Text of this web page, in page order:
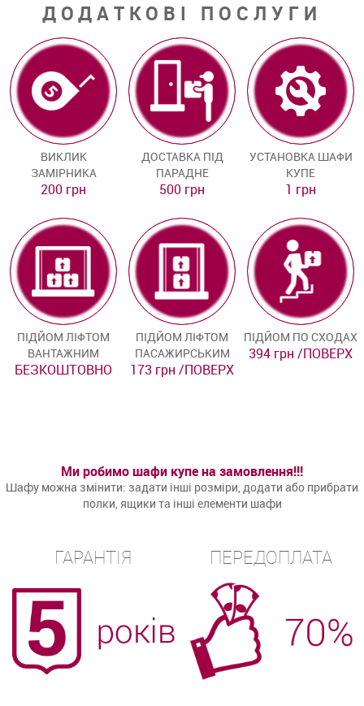
ДОДАТКОВІ ПОСЛУГИ
ВИКЛИК
ЗАМІРНИКА
200 грн
ДОСТАВКА ПІД
ПАРАДНЕ
500 грн
УСТАНОВКА ШАФИ
КУПЕ
1 грн
ПІДЙОМ ЛІФТОМ
ВАНТАЖНИМ
БЕЗКОШТОВНО
ПІДЙОМ ЛІФТОМ
ПАСАЖИРСЬКИМ
173 грн /ПОВЕРХ
ПІДЙОМ ПО СХОДАХ
394 грн /ПОВЕРХ
Ми робимо шафи купе на замовлення!!!
Шафу можна змінити: задати інші розміри, додати або прибрати
полки, ящики та інші елементи шафи
ГАРАНТІЯ ПЕРЕДОПЛАТА